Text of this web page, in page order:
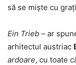
să se miște cu
Ein Trieb – ar
arhitectul austriac
ardoare, cu toate